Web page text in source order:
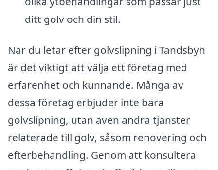
ditt golv och din stil.
När du letar efter golvslipning i Tandsbyn
är det viktigt att välja ett företag med
erfarenhet och kunnande. Många av
dessa företag erbjuder inte bara
golvslipning, utan även andra tjänster
relaterade till golv, såsom renovering och
efterbehandling. Genom att konsultera